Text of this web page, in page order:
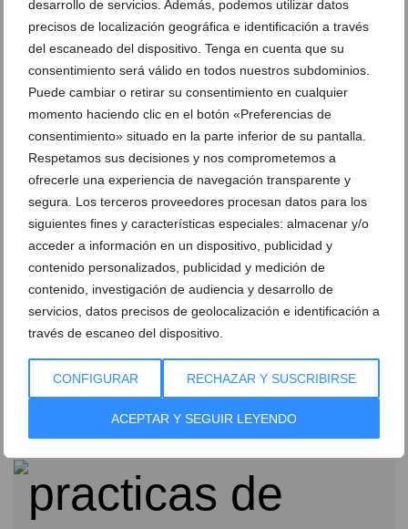
desarrollo de servicios. Además, podemos utilizar datos
precisos de localización geográfica e identificación a través
del escaneado del dispositivo. Tenga en cuenta que su
consentimiento será válido en todos nuestros subdominios.
Puede cambiar o retirar su consentimiento en cualquier
momento haciendo clic en el botón «Preferencias de
consentimiento» situado en la parte inferior de su pantalla.
Respetamos sus decisiones y nos comprometemos a
ofrecerle una experiencia de navegación transparente y
segura. Los terceros proveedores procesan datos para los
siguientes fines y características especiales: almacenar y/o
acceder a información en un dispositivo, publicidad y
contenido personalizados, publicidad y medición de
contenido, investigación de audiencia y desarrollo de
servicios, datos precisos de geolocalización e identificación a
través de escaneo del dispositivo.
CONFIGURAR RECHAZAR Y SUSCRIBIRSE
ACEPTAR Y SEGUIR LEYENDO
Haz prácticas con un coche automático en
Autoescuela Guillem
16 de febrero de 2021
permisos y cursos en Autoescuela Guillem
25 de mayo de 2016